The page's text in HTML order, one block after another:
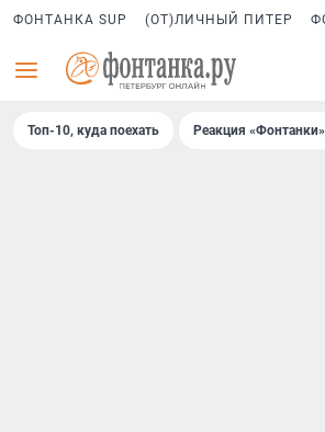
ФОНТАНКА SUP (ОТ)ЛИЧНЫЙ ПИТЕР
Топ-10, куда поехать Реакция «Фонтанки»